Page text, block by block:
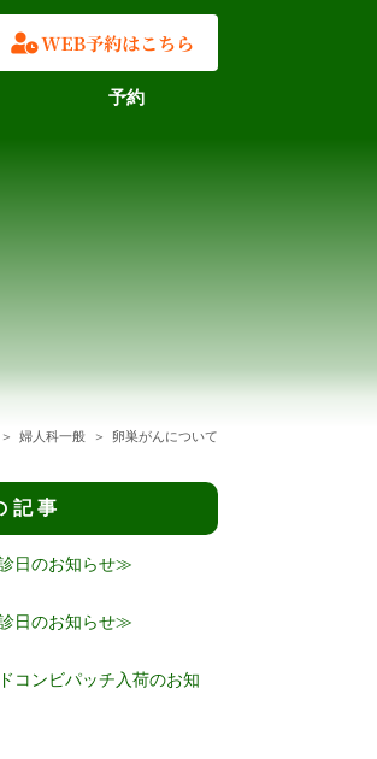
予約
婦人科一般 卵巣がんについて
記事
日のお知らせ≫
日のお知らせ≫
コンビパッチ入荷のお知